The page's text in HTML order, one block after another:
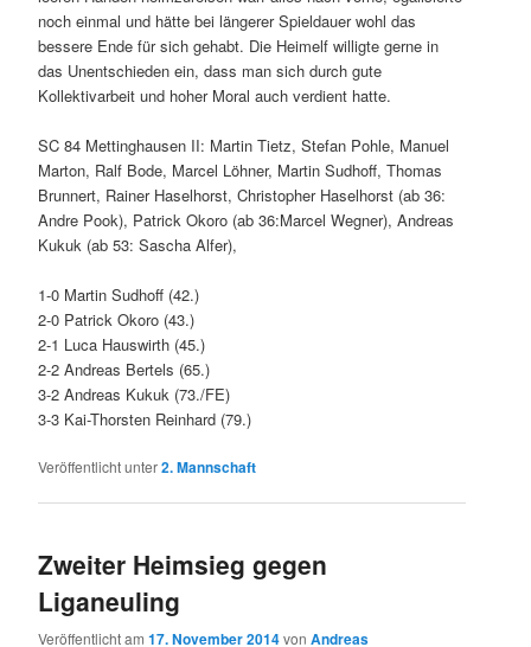
noch einmal und hätte bei längerer Spieldauer wohl das
bessere Ende für sich gehabt. Die Heimelf willigte gerne in
das Unentschieden ein, dass man sich durch gute
Kollektivarbeit und hoher Moral auch verdient hatte.
SC 84 Mettinghausen II: Martin Tietz, Stefan Pohle, Manuel
Marton, Ralf Bode, Marcel Löhner, Martin Sudhoff, Thomas
Brunnert, Rainer Haselhorst, Christopher Haselhorst (ab 36:
Andre Pook), Patrick Okoro (ab 36:Marcel Wegner), Andreas
Kukuk (ab 53: Sascha Alfer),
1-0 Martin Sudhoff (42.)
2-0 Patrick Okoro (43.)
2-1 Luca Hauswirth (45.)
2-2 Andreas Bertels (65.)
3-2 Andreas Kukuk (73./FE)
3-3 Kai-Thorsten Reinhard (79.)
Veröffentlicht unter2. Mannschaft
Zweiter Heimsieg gegen
Liganeuling
Veröffentlicht am17. November 2014vonAndreas